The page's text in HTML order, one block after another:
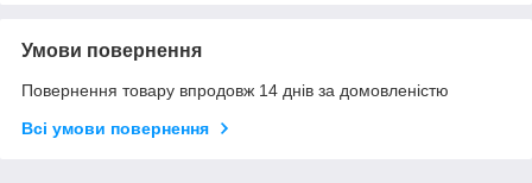
Умови повернення
Повернення товару впродовж 14 днів за домовленістю
Всі умови повернення